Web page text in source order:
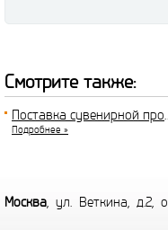
Смотрите также:
Поставка
Подробнее »
Москва, ул. Веткина, д.2,